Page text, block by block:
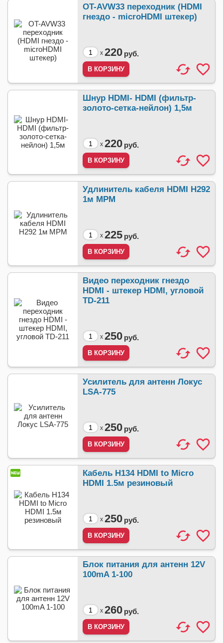
OT-AVW33 переходник (HDMI
гнездо - microHDMI штекер)
x 220 руб.
Шнур HDMI- HDMI (фильтр-
золото-сетка-нейлон) 1,5м
x 220 руб.
Удлинитель кабеля HDMI H292
1м МРМ
x 225 руб.
Видео переходник гнездо
HDMI - штекер HDMI, угловой
TD-211
x 250 руб.
Усилитель для антенн Локус
LSA-775
x 250 руб.
Кабель H134 HDMI to Micro
HDMI 1.5м резиновый
x 250 руб.
Блок питания для антенн 12V
100mA 1-100
x 260 руб.